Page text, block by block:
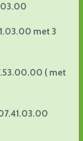
met 3
( met